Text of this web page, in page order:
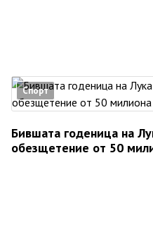
Спорт
Бившата годеница на
обезщетение от 50